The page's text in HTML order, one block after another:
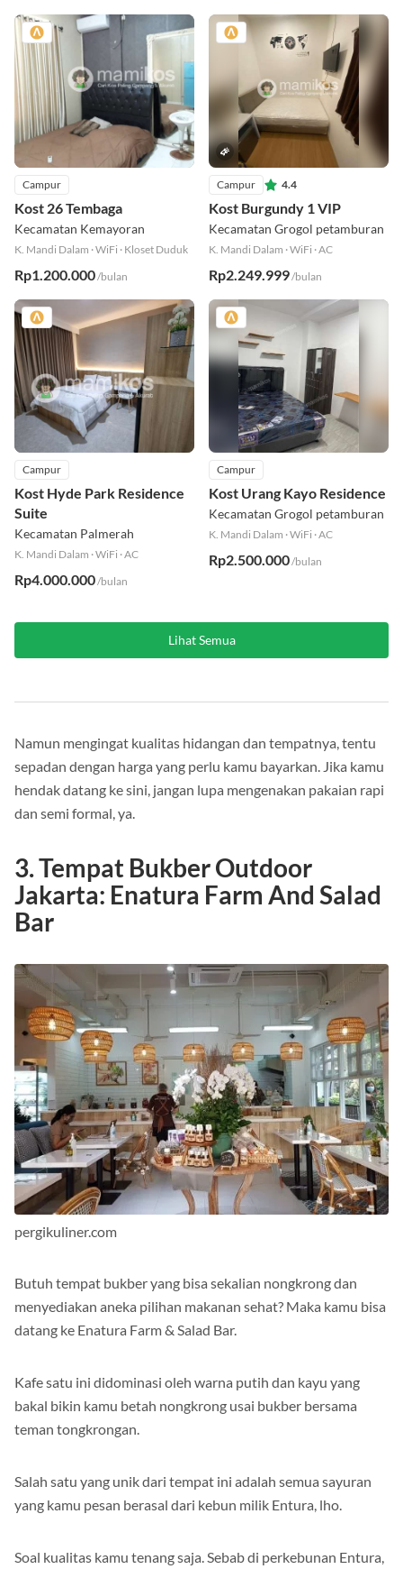
Campur
Kost 26 Tembaga
Kecamatan Kemayoran
K. Mandi Dalam ·WiFi · Kloset Duduk
Rp1.200.000/bulan
Campur 4.4
Kost Burgundy 1 VIP
Kecamatan Grogol petamburan
K. Mandi Dalam ·WiFi ·AC
Rp2.249.999/bulan
Campur
Kost Hyde Park Residence
Suite
Kecamatan Palmerah
K. Mandi Dalam ·WiFi ·AC
Rp4.000.000/bulan
Campur
Kost Urang Kayo Residence
Kecamatan Grogol petamburan
K. Mandi Dalam ·WiFi ·AC
Rp2.500.000/bulan
Lihat Semua
Namun mengingat kualitas hidangan dan tempatnya, tentu
sepadan dengan harga yang perlu kamu bayarkan. Jika kamu
hendak datang ke sini, jangan lupa mengenakan pakaian rapi
dan semi formal, ya.
3. Tempat Bukber Outdoor
Jakarta: Enatura Farm And Salad
Bar
pergikuliner.com
Butuh tempat bukber yang bisa sekalian nongkrong dan
menyediakan aneka pilihan makanan sehat? Maka kamu bisa
datang ke Enatura Farm & Salad Bar.
Kafe satu ini didominasi oleh warna putih dan kayu yang
bakal bikin kamu betah nongkrong usai bukber bersama
teman tongkrongan.
Salah satu yang unik dari tempat ini adalah semua sayuran
yang kamu pesan berasal dari kebun milik Entura, lho.
Soal kualitas kamu tenang saja. Sebab di perkebunan Entura,